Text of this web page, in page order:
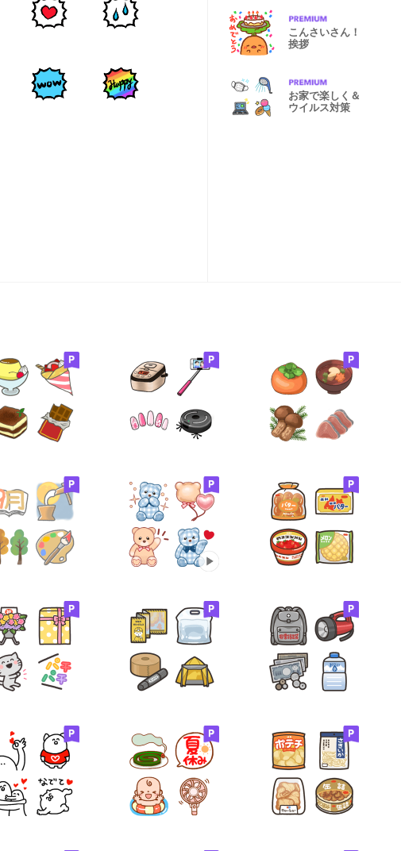
こんさいさん！
挨拶
お家で楽しく＆
ウイルス対策